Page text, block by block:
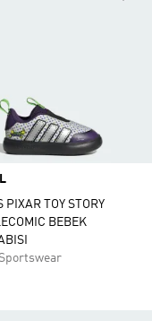
PIXAR TOY STORY
BEBEK